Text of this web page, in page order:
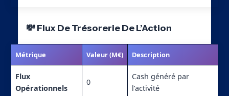
💸 Flux De Trésorerie De L’Action
Métrique Valeur (M€) Description
Flux
Opérationnels
0
Cash généré par
l’activité